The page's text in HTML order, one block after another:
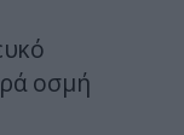
οσμή